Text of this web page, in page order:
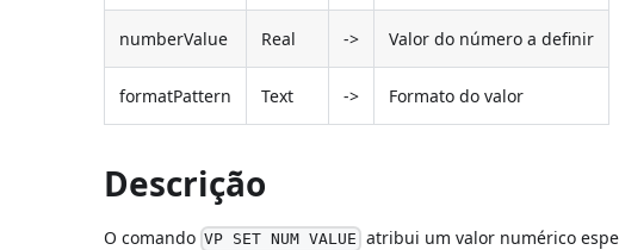
numberValue Real -> Valor do número a definir
formatPattern Text -> Formato do valor
Descrição
O comando VP SET NUM VALUE atribui um valor numérico